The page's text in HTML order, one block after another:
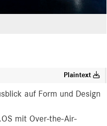
Plaintext
auf Form und Design
mit Over-the-Air-